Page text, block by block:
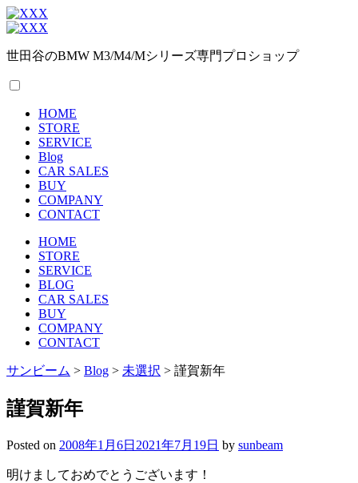
世田谷のBMW M3/M4/Mシリーズ専門プロショップ
HOME
STORE
SERVICE
Blog
CAR SALES
BUY
COMPANY
CONTACT
HOME
STORE
SERVICE
BLOG
CAR SALES
BUY
COMPANY
CONTACT
サンビーム > Blog > 未選択 > 謹賀新年
謹賀新年
Posted on 2008年1月6日 2021年7月19日 by sunbeam
明けましておめでとうございます！